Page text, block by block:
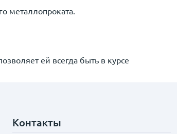
металлопроката.
ей всегда быть в курсе
Контакты